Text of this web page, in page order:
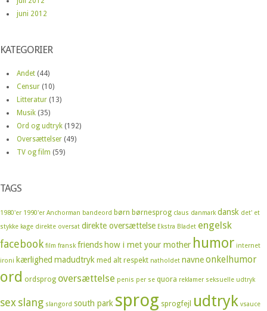
juni 2012
KATEGORIER
Andet (44)
Censur (10)
Litteratur (13)
Musik (35)
Ord og udtryk (192)
Oversættelser (49)
TV og film (59)
TAGS
1980'er 1990'er Anchorman bandeord børn børnesprog claus danmark dansk det' et
stykke kage direkte oversat direkte oversættelse Ekstra Bladet engelsk
facebook film fransk friends how i met your mother humor internet
ironi kærlighed madudtryk med alt respekt natholdet navneonkelhumor
ord ordsprog oversættelse penis per se quora reklamer seksuelle udtryk
sexslang slangord south park sprog sprogfejl udtryk vsauce